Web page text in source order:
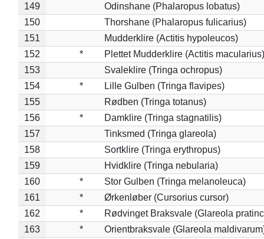
149
Odinshane (Phalaropus lobatus)
150
Thorshane (Phalaropus fulicarius)
151
Mudderklire (Actitis hypoleucos)
152
*
Plettet Mudderklire (Actitis macularius)
153
Svaleklire (Tringa ochropus)
154
*
Lille Gulben (Tringa flavipes)
155
Rødben (Tringa totanus)
156
*
Damklire (Tringa stagnatilis)
157
Tinksmed (Tringa glareola)
158
Sortklire (Tringa erythropus)
159
Hvidklire (Tringa nebularia)
160
*
Stor Gulben (Tringa melanoleuca)
161
*
Ørkenløber (Cursorius cursor)
162
*
Rødvinget Braksvale (Glareola
163
*
Orientbraksvale (Glareola